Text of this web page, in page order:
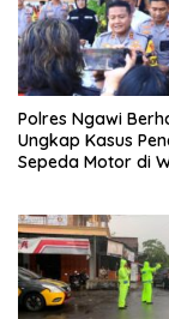
Polres Ngawi
Ungkap Kasus
Sepeda Motor di